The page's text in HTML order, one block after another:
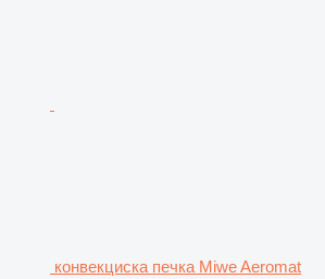
конвекциска печка Miwe Aeromat